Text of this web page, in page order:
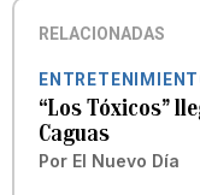
RELACIONADAS
“Los Tóxicos”
Caguas
Por El Nuevo Día